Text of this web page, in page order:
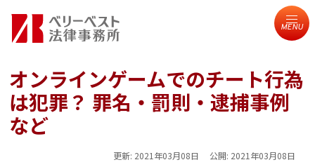
MENU
オンラインゲームでのチート行為
は犯罪？ 罪名・罰則・逮捕事例
など
更新: 2021年03月08日 公開: 2021年03月08日